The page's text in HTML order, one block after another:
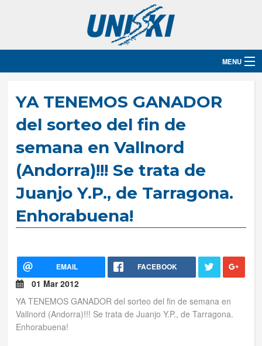
MENU
Destinos
Hoteles
Grupos
Ski
Blog
Contacto
Tus reservas
Inicia sessión
YA TENEMOS GANADOR
del sorteo del fin de
semana en Vallnord
(Andorra)!!! Se trata de
Juanjo Y.P., de Tarragona.
Enhorabuena!
EMAIL FACEBOOK
01 Mar 2012
YA TENEMOS GANADOR del sorteo del fin de semana en
Vallnord (Andorra)!!! Se trata de Juanjo Y.P., de Tarragona.
Enhorabuena!